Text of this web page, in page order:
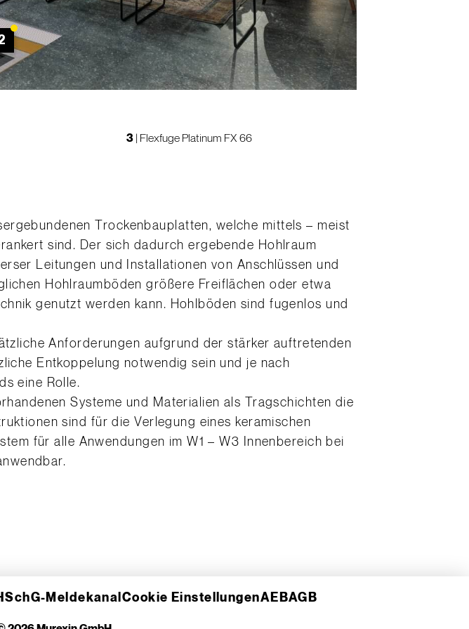
3 Flexfuge Platinum FX 66
Trockenbauplatten, welche mittels – meist
sind. Der sich dadurch ergebende Hohlraum
Leitungen und Installationen von Anschlüssen und
Hohlraumböden größere Freiflächen oder etwa
genutzt werden kann. Hohlböden sind fugenlos und
Anforderungen aufgrund der stärker auftretenden
Entkoppelung notwendig sein und je nach
eine Rolle.
Systeme und Materialien als Tragschichten die
sind für die Verlegung eines keramischen
für alle Anwendungen im W1 – W3 Innenbereich bei
Meldekanal Cookie EinstellungenAEBAGB